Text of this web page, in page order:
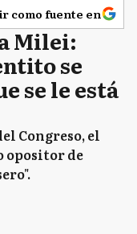
como fuente en
Milei:
se
se le está
Congreso, el
opositor de